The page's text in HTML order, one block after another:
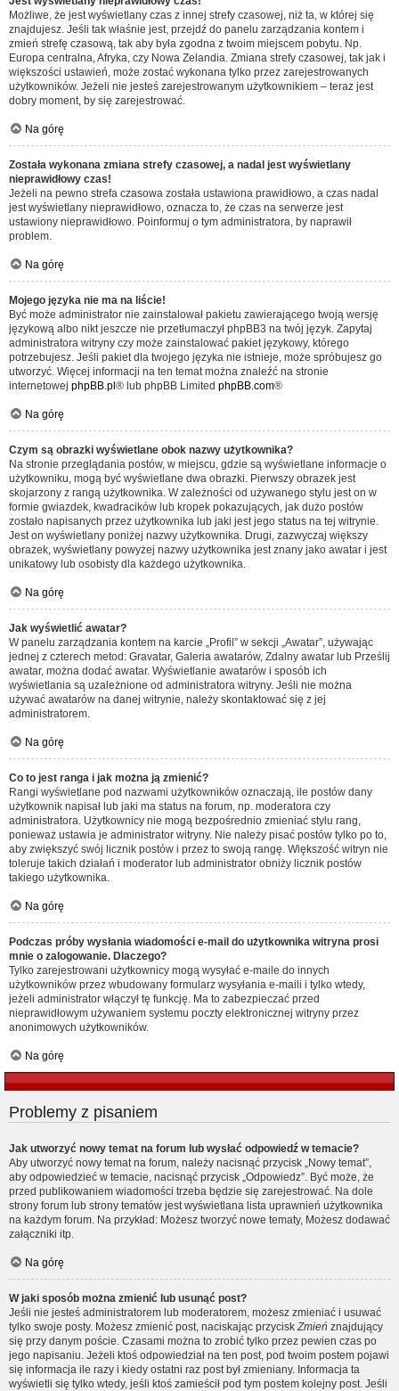
Możliwe, że jest wyświetlany czas z innej strefy czasowej, niż ta, w której się
znajdujesz. Jeśli tak właśnie jest, przejdź do panelu zarządzania kontem i
zmień strefę czasową, tak aby była zgodna z twoim miejscem pobytu. Np.
Europa centralna, Afryka, czy Nowa Zelandia. Zmiana strefy czasowej, tak jak i
większości ustawień, może zostać wykonana tylko przez zarejestrowanych
użytkowników. Jeżeli nie jesteś zarejestrowanym użytkownikiem – teraz jest
dobry moment, by się zarejestrować.
Na górę
Została wykonana zmiana strefy czasowej, a nadal jest wyświetlany
nieprawidłowy czas!
Jeżeli na pewno strefa czasowa została ustawiona prawidłowo, a czas nadal
jest wyświetlany nieprawidłowo, oznacza to, że czas na serwerze jest
ustawiony nieprawidłowo. Poinformuj o tym administratora, by naprawił
problem.
Na górę
Mojego języka nie ma na liście!
Być może administrator nie zainstalował pakietu zawierającego twoją wersję
językową albo nikt jeszcze nie przetłumaczył phpBB3 na twój język. Zapytaj
administratora witryny czy może zainstalować pakiet językowy, którego
potrzebujesz. Jeśli pakiet dla twojego języka nie istnieje, może spróbujesz go
utworzyć. Więcej informacji na ten temat można znaleźć na stronie
internetowej phpBB.pl ® lub phpBB Limited phpBB.com®
Na górę
Czym są obrazki wyświetlane obok nazwy użytkownika?
Na stronie przeglądania postów, w miejscu, gdzie są wyświetlane informacje o
użytkowniku, mogą być wyświetlane dwa obrazki. Pierwszy obrazek jest
skojarzony z rangą użytkownika. W zależności od używanego stylu jest on w
formie gwiazdek, kwadracików lub kropek pokazujących, jak dużo postów
zostało napisanych przez użytkownika lub jaki jest jego status na tej witrynie.
Jest on wyświetlany poniżej nazwy użytkownika. Drugi, zazwyczaj większy
obrazek, wyświetlany powyżej nazwy użytkownika jest znany jako awatar i jest
unikatowy lub osobisty dla każdego użytkownika.
Na górę
Jak wyświetlić awatar?
W panelu zarządzania kontem na karcie „Profil” w sekcji „Awatar”, używając
jednej z czterech metod: Gravatar, Galeria awatarów, Zdalny awatar lub Prześlij
awatar, można dodać awatar. Wyświetlanie awatarów i sposób ich
wyświetlania są uzależnione od administratora witryny. Jeśli nie można
używać awatarów na danej witrynie, należy skontaktować się z jej
administratorem.
Na górę
Co to jest ranga i jak można ją zmienić?
Rangi wyświetlane pod nazwami użytkowników oznaczają, ile postów dany
użytkownik napisał lub jaki ma status na forum, np. moderatora czy
administratora. Użytkownicy nie mogą bezpośrednio zmieniać stylu rang,
ponieważ ustawia je administrator witryny. Nie należy pisać postów tylko po to,
aby zwiększyć swój licznik postów i przez to swoją rangę. Większość witryn nie
toleruje takich działań i moderator lub administrator obniży licznik postów
takiego użytkownika.
Na górę
Podczas próby wysłania wiadomości e-mail do użytkownika witryna prosi
mnie o zalogowanie. Dlaczego?
Tylko zarejestrowani użytkownicy mogą wysyłać e-maile do innych
użytkowników przez wbudowany formularz wysyłania e-maili i tylko wtedy,
jeżeli administrator włączył tę funkcję. Ma to zabezpieczać przed
nieprawidłowym używaniem systemu poczty elektronicznej witryny przez
anonimowych użytkowników.
Na górę
Problemy z pisaniem
Jak utworzyć nowy temat na forum lub wysłać odpowiedź w temacie?
Aby utworzyć nowy temat na forum, należy nacisnąć przycisk „Nowy temat”,
aby odpowiedzieć w temacie, nacisnąć przycisk „Odpowiedz”. Być może, że
przed publikowaniem wiadomości trzeba będzie się zarejestrować. Na dole
strony forum lub strony tematów jest wyświetlana lista uprawnień użytkownika
na każdym forum. Na przykład: Możesz tworzyć nowe tematy, Możesz dodawać
załączniki itp.
Na górę
W jaki sposób można zmienić lub usunąć post?
Jeśli nie jesteś administratorem lub moderatorem, możesz zmieniać i usuwać
tylko swoje posty. Możesz zmienić post, naciskając przyciskZmień znajdujący
się przy danym poście. Czasami można to zrobić tylko przez pewien czas po
jego napisaniu. Jeżeli ktoś odpowiedział na ten post, pod twoim postem pojawi
się informacja ile razy i kiedy ostatni raz post był zmieniany. Informacja ta
wyświetli się tylko wtedy, jeśli ktoś zamieścił pod tym postem kolejny post. Jeśli